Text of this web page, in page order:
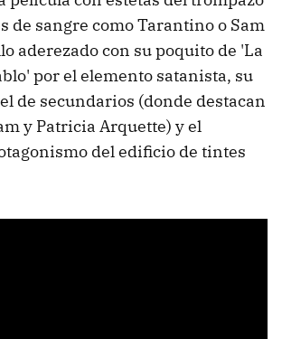
de sangre como Tarantino o Sam
aderezado con su poquito de 'La
por el elemento satanista, su
de secundarios (donde destacan
y Patricia Arquette) y el
del edificio de tintes